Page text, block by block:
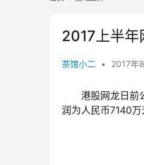
2017上半年
茶馆小二 • 2017年
港股网龙日前
润为人民币7140